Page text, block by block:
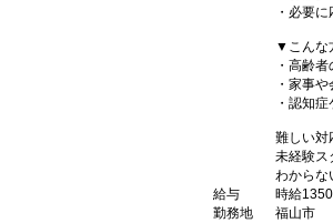
・必要
▼こんな
・高齢
・家事
・認知
難しい対
未経験ス
わからな
給与
時給
勤務地
福山市